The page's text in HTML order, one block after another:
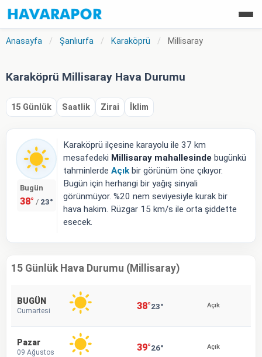
Anasayfa / Şanlıurfa / Karaköprü / Millisaray
Karaköprü Millisaray Hava Durumu
15 Günlük Saatlik Zirai İklim
Bugün
38° / 23°
Karaköprü ilçesine karayolu ile 37 km
mesafedeki Millisaray mahallesinde bugünkü
tahminlerde Açıkbir görünüm öne çıkıyor.
Bugün için herhangi bir yağış sinyali
görünmüyor. %20 nem seviyesiyle kurak bir
hava hakim. Rüzgar 15 km/s ile orta şiddette
esecek.
15 Günlük Hava Durumu (Millisaray)
BUGÜN
Cumartesi 38°23° Açık
Pazar
09 Ağustos 39°26° Açık